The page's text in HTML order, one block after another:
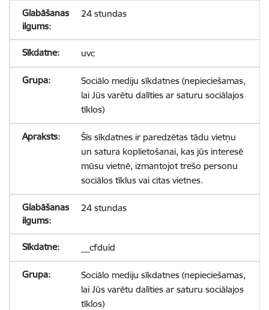
24 stundas
uvc
Sociālo mediju sīkdatnes (nepieciešamas,
lai Jūs varētu dalīties ar saturu sociālajos
tīklos)
Šīs sīkdatnes ir paredzētas tādu vietņu
un satura koplietošanai, kas jūs interesē
mūsu vietnē, izmantojot trešo personu
sociālos tīklus vai citas vietnes.
24 stundas
__cfduid
Sociālo mediju sīkdatnes (nepieciešamas,
lai Jūs varētu dalīties ar saturu sociālajos
tīklos)